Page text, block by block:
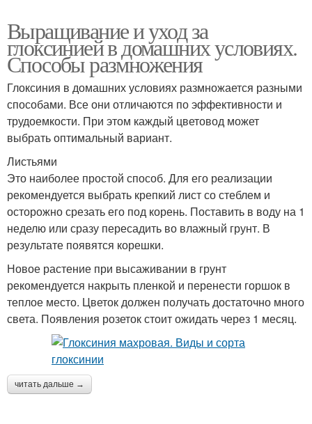
Выращивание и уход за
глоксинией в домашних условиях.
Способы размножения
Глоксиния в домашних условиях размножается разными
способами. Все они отличаются по эффективности и
трудоемкости. При этом каждый цветовод может
выбрать оптимальный вариант.
Листьями
Это наиболее простой способ. Для его реализации
рекомендуется выбрать крепкий лист со стеблем и
осторожно срезать его под корень. Поставить в воду на 1
неделю или сразу пересадить во влажный грунт. В
результате появятся корешки.
Новое растение при высаживании в грунт
рекомендуется накрыть пленкой и перенести горшок в
теплое место. Цветок должен получать достаточно много
света. Появления розеток стоит ожидать через 1 месяц.
читать дальше →